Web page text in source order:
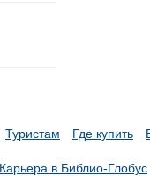
Туристам Где купить
Карьера в Библио-Глобус